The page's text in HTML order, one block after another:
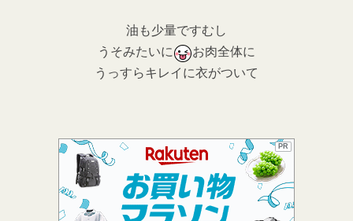
油も少量ですむし
うそみたいに
お肉全体に
うっすらキレイに衣がついて
PR